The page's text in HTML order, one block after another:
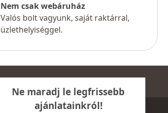
Nem csak webáruház
Valós bolt vagyunk, saját raktárral,
üzlethelyiséggel.
Ne maradj le legfrissebb
ajánlatainkról!